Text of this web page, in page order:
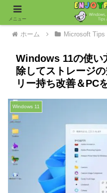
ホーム Microsoft Tips
Windows 11の使い
除してストレージ
リー持ち改善＆PC
Windows 11
メニュー